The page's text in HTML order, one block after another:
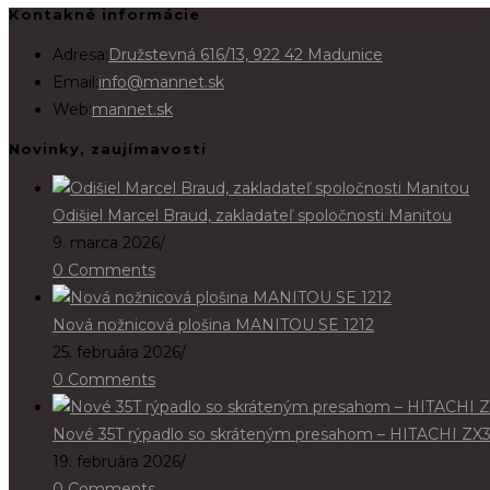
Kontakné informácie
Adresa:Družstevná 616/13, 922 42 Madunice
Email:info@mannet.sk
Web:mannet.sk
Novinky, zaujímavosti
Odišiel Marcel Braud, zakladateľ spoločnosti Manitou
9. marca 2026/
0 Comments
Nová nožnicová plošina MANITOU SE 1212
25. februára 2026/
0 Comments
Nové 35T rýpadlo so skráteným presahom – HITACHI
19. februára 2026/